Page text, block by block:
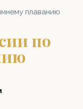
плаванию
по